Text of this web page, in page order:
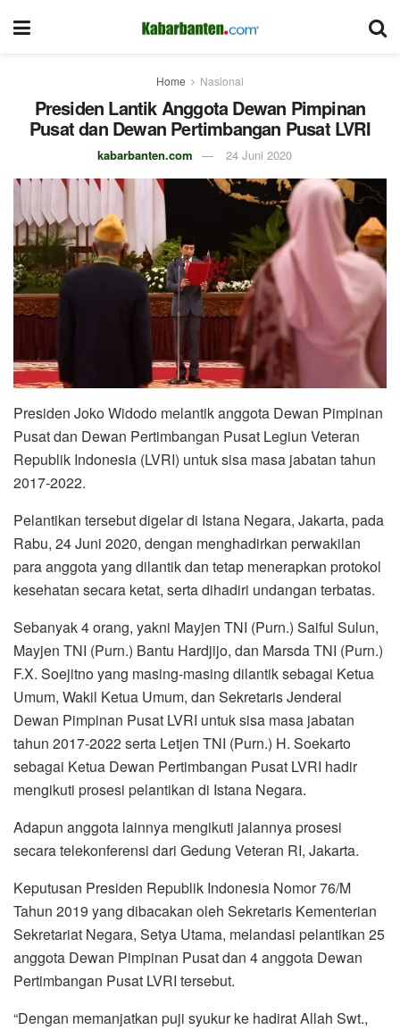
Home Nasional
Presiden Lantik Anggota Dewan Pimpinan
Pusat dan Dewan Pertimbangan Pusat LVRI
kabarbanten.com 24 Juni 2020
Presiden Joko Widodo melantik anggota Dewan Pimpinan
Pusat dan Dewan Pertimbangan Pusat Legiun Veteran
Republik Indonesia (LVRI) untuk sisa masa jabatan tahun
2017-2022.
Pelantikan tersebut digelar di Istana Negara, Jakarta, pada
Rabu, 24 Juni 2020, dengan menghadirkan perwakilan
para anggota yang dilantik dan tetap menerapkan protokol
kesehatan secara ketat, serta dihadiri undangan terbatas.
Sebanyak 4 orang, yakni Mayjen TNI (Purn.) Saiful Sulun,
Mayjen TNI (Purn.) Bantu Hardjijo, dan Marsda TNI (Purn.)
F.X. Soejitno yang masing-masing dilantik sebagai Ketua
Umum, Wakil Ketua Umum, dan Sekretaris Jenderal
Dewan Pimpinan Pusat LVRI untuk sisa masa jabatan
tahun 2017-2022 serta Letjen TNI (Purn.) H. Soekarto
sebagai Ketua Dewan Pertimbangan Pusat LVRI hadir
mengikuti prosesi pelantikan di Istana Negara.
Adapun anggota lainnya mengikuti jalannya prosesi
secara telekonferensi dari Gedung Veteran RI, Jakarta.
Keputusan Presiden Republik Indonesia Nomor 76/M
Tahun 2019 yang dibacakan oleh Sekretaris Kementerian
Sekretariat Negara, Setya Utama, melandasi pelantikan 25
anggota Dewan Pimpinan Pusat dan 4 anggota Dewan
Pertimbangan Pusat LVRI tersebut.
“Dengan memanjatkan puji syukur ke hadirat Allah Swt.,